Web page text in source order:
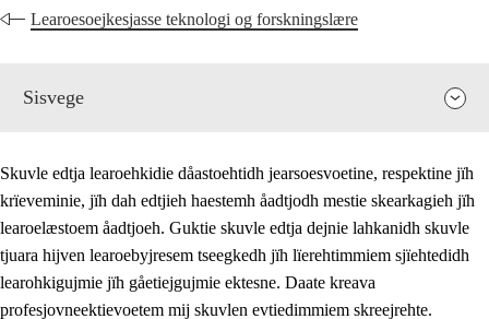
Learoesoejkesjasse teknologi og forskningslære
Sisvege
Skuvle edtja learoehkidie dåastoehtidh jearsoesvoetine, respektine jïh
krïeveminie, jïh dah edtjieh haestemh åadtjodh mestie skearkagieh jïh
learoelæstoem åadtjoeh. Guktie skuvle edtja dejnie lahkanidh skuvle
tjuara hijven learoebyjresem tseegkedh jïh lïerehtimmiem sjïehtedidh
learohkigujmie jïh gåetiejgujmie ektesne. Daate kreava
profesjovneektievoetem mij skuvlen evtiedimmiem skreejrehte.